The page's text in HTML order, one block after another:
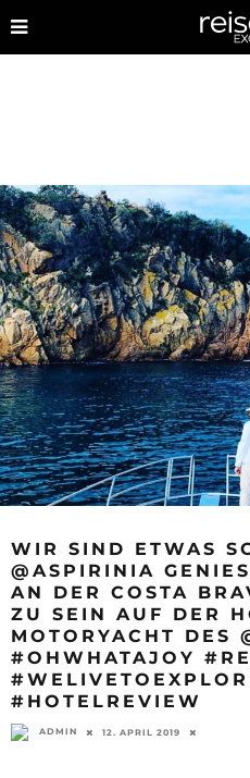
WIR SIND ETWAS
@ASPIRINIA
N DER COSTA
U SEIN AUF DER
OTORYACHT DES
OHWHATAJOY
HOTELREVIEW
ADMIN 12. APRIL 2019